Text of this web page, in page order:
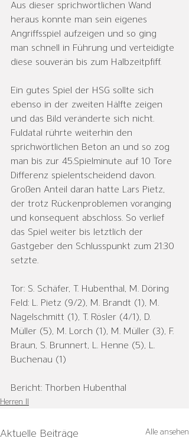
Aus dieser sprichwörtlichen Wand
heraus konnte man sein eigenes
Angriffsspiel aufzeigen und so ging
man schnell in Führung und verteidigte
diese souverän bis zum Halbzeitpfiff.
Ein gutes Spiel der HSG sollte sich
ebenso in der zweiten Hälfte zeigen
und das Bild veränderte sich nicht.
Fuldatal rührte weiterhin den
sprichwörtlichen Beton an und so zog
man bis zur 45.Spielminute auf 10 Tore
Differenz spielentscheidend davon.
Großen Anteil daran hatte Lars Pietz,
der trotz Rückenproblemen voranging
und konsequent abschloss. So verlief
das Spiel weiter bis letztlich der
Gastgeber den Schlusspunkt zum 21:30
setzte.
Tor: S. Schäfer, T. Hubenthal, M. Döring
Feld: L. Pietz (9/2), M. Brandt (1), M.
Nagelschmitt (1), T. Rösler (4/1), D.
Müller (5), M. Lorch (1), M. Müller (3), F.
Braun, S. Brunnert, L. Henne (5), L.
Buchenau (1)
Bericht: Thorben Hubenthal
Herren II
Aktuelle Beiträge Alle ansehen